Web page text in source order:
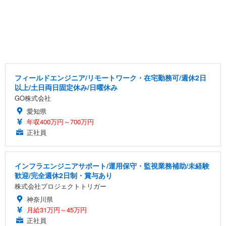
フィールドエンジニア/リモートワーク・在宅勤務可/週休2日
以上/土日両日固定休み/日曜休み
GO株式会社
愛知県
年収400万円～700万円
正社員
インフラエンジニアサポート/運用保守・監視業務補助/未経験
歓迎/完全週休2日制・賞与あり
株式会社プロジェクトトリガー
神奈川県
月給31万円～45万円
正社員